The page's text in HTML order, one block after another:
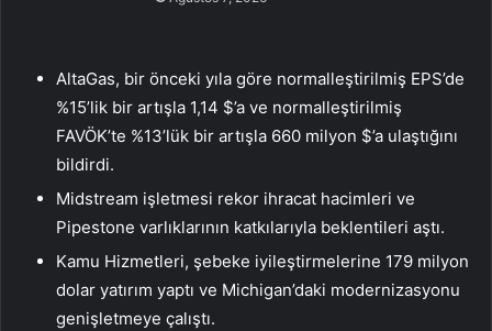
AltaGas, bir önceki yıla göre normalleştirilmiş EPS’de
%15’lik bir artışla 1,14 $’a ve normalleştirilmiş
FAVÖK’te %13’lük bir artışla 660 milyon $’a ulaştığını
bildirdi.
Midstream işletmesi rekor ihracat hacimleri ve
Pipestone varlıklarının katkılarıyla beklentileri aştı.
Kamu Hizmetleri, şebeke iyileştirmelerine 179 milyon
dolar yatırım yaptı ve Michigan’daki modernizasyonu
genişletmeye çalıştı.